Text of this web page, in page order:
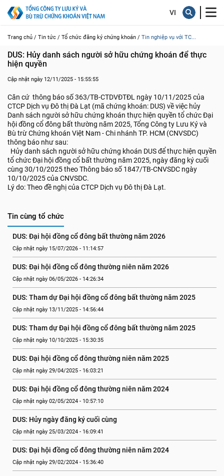
Trang chủ / Tin tức / Tổ chức đăng ký chứng khoán / Tin nghiệp vụ với TC...
DUS: Hủy danh sách người sở hữu chứng khoán để thực
hiện quyền
Cập nhật ngày 12/11/2025 - 15:55:55
Căn cứ thông báo số 363/TB-CTDVĐTĐL ngày 10/11/2025 của
CTCP Dịch vụ Đô thị Đà Lạt (mã chứng khoán: DUS) về việc hủy
Danh sách người sở hữu chứng khoán thực hiện quyền tổ chức Đại
hội đồng cổ đông bất thường năm 2025, Tổng Công ty Lưu Ký và
Bù trừ Chứng khoán Việt Nam - Chi nhánh TP. HCM (CNVSDC)
thông báo như sau:
Hủy danh sách người sở hữu chứng khoán DUS để thực hiện quyền
tổ chức Đại hội đồng cổ bất thường năm 2025, ngày đăng ký cuối
cùng 30/10/2025 theo Thông báo số 1847/TB-CNVSDC ngày
10/10/2025 của CNVSDC.
Lý do: Theo đề nghị của CTCP Dịch vụ Đô thị Đà Lạt.
Tin cùng tổ chức
DUS: Đại hội đồng cổ đông bất thường năm 2026
Cập nhật ngày 15/07/2026 - 11:14:57
DUS: Đại hội đồng cổ đông thường niên năm 2026
Cập nhật ngày 06/05/2026 - 14:26:34
DUS: Tham dự Đại hội đồng cổ đông bất thường năm 2025
Cập nhật ngày 13/11/2025 - 14:56:44
DUS: Tham dự Đại hội đồng cổ đông bất thường năm 2025
Cập nhật ngày 10/10/2025 - 15:30:35
DUS: Đại hội đồng cổ đông thường niên năm 2025
Cập nhật ngày 29/04/2025 - 16:03:21
DUS: Đại hội đồng cổ đông thường niên năm 2024
Cập nhật ngày 02/05/2024 - 10:57:10
DUS: Hủy ngày đăng ký cuối cùng
Cập nhật ngày 25/03/2024 - 16:09:41
DUS: Đại hội đồng cổ đông thường niên năm 2024
Cập nhật ngày 29/02/2024 - 15:36:40